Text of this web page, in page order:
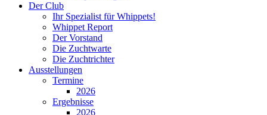
Der Club
Ihr Spezialist für Whippets!
Whippet Report
Der Vorstand
Die Zuchtwarte
Die Zuchtrichter
Ausstellungen
Termine
2026
Ergebnisse
2026